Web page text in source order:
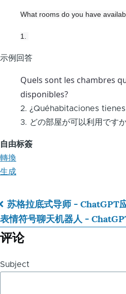
What rooms do you have
1.
示例回答
Quels sont les chambres
disponibles?
2. ¿Quéhabitaciones
3. どの部屋が可以利用です
自由标簽
轉換
生成
Book
traversal
for
苏格拉底式导师 - ChatGPT
表情符号聊天机器人 -
评论
Subject